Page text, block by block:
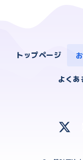
トップページ
よくあ